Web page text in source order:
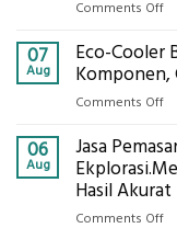
Comments Offon
07
Aug
Eco-Cooler
Komponen,
Comments Offon
06
Aug
Jasa
Hasil Akurat
Comments Offon